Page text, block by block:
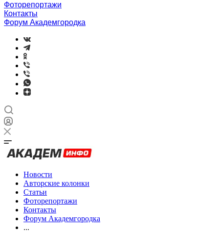
Фоторепортажи
Контакты
Форум Академгородка
Новости
Авторские колонки
Статьи
Фоторепортажи
Контакты
Форум Академгородка
...